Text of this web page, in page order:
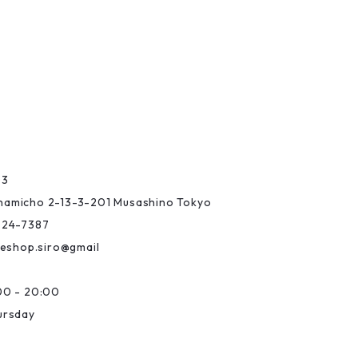
2-13-3-201 Musashino Tokyo
7387
- 20:00